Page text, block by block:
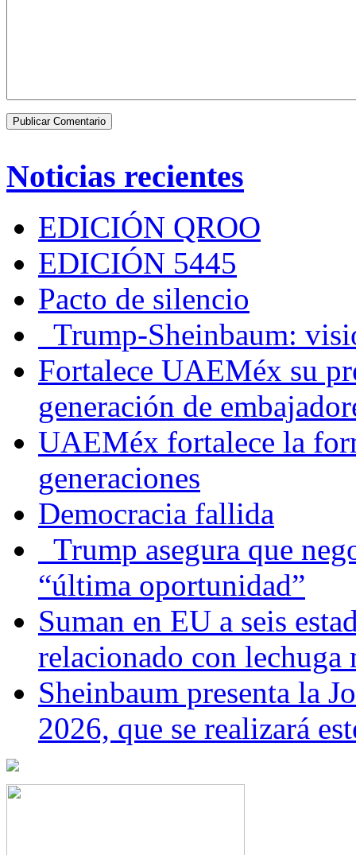
Noticias recientes
EDICIÓN QROO
EDICIÓN 5445
Pacto de silencio
Trump-Sheinbaum:
Fortalece UAEMéx su
generación de
UAEMéx fortalece la
generaciones
Democracia fallida
Trump asegura que
“última oportunidad”
Suman en EU a seis
relacionado con lechuga
Sheinbaum presenta la
2026, que se realizará